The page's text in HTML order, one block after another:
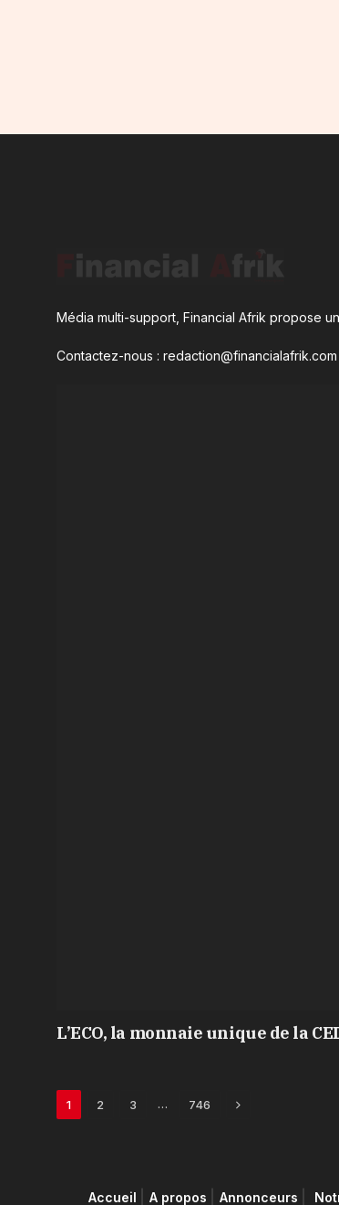
Média multi-support, Financial Afrik propose
Contactez-nous : redaction@financialafrik.com
L’ECO, la monnaie unique de la
1 2 3 … 746 Next
Accueil A propos Annonceurs